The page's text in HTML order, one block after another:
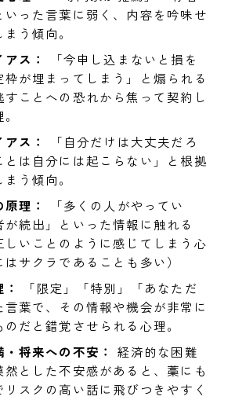
いった言葉に弱く、内容を吟味せ
う傾向。
ス：
「今申し込まないと損を
枠が埋まってしまう」と煽られる
すことへの恐れから焦って契約し
ス：
「自分だけは大丈夫だろ
とは自分には起こらない」と根拠
う傾向。
理：
「多くの人がやってい
が続出」といった情報に触れる
しいことのように感じてしまう心
サクラであることも多い）
「限定」「特別」「あなただ
言葉で、その情報や機会が非常に
だと錯覚させられる心理。
将来への不安：
経済的な困難
然とした不安感があると、藁にも
スクの高い話に飛びつきやすく